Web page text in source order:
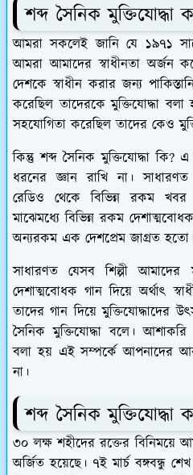
শব্দ সৈনিক মুক্তিযোদ্ধা
আমরা সকলেই জানি যে ১৯৭১
আমরা আমাদের স্বাধীনতা অর্জন
দেশকে স্বাধীন করার জন্য
করেছিল তাদেরকে মুক্তিযোদ্ধা বলা
সহযোগিতা করেছিল তাদের কেও
কিন্তু শব্দ সৈনিক মুক্তিযোদ্ধা
ধরনের জ্ঞান রাখি না। সাধারণত
রেডিও থেকে বিভিন্ন রকম
মাঝেমধ্যে বিভিন্ন রকম
অন্যরকম এক দেশপ্রেম জাগ্রত
সাধারণত যেসব শিল্পী আমাদের
দেশাত্মবোধক গান দিয়ে অর্থাৎ
তাদের গান দিয়ে মুক্তিযোদ্ধাদের
সৈনিক মুক্তিযোদ্ধা বলে। আশাকরি
বলা হয় এই সম্পর্কে আপনাদের
না।
শব্দ সৈনিক
৩০ লক্ষ শহীদের রক্তের বিনিময়ে
অর্জিত হয়েছে। ৭ই মার্চ বঙ্গবন্ধু